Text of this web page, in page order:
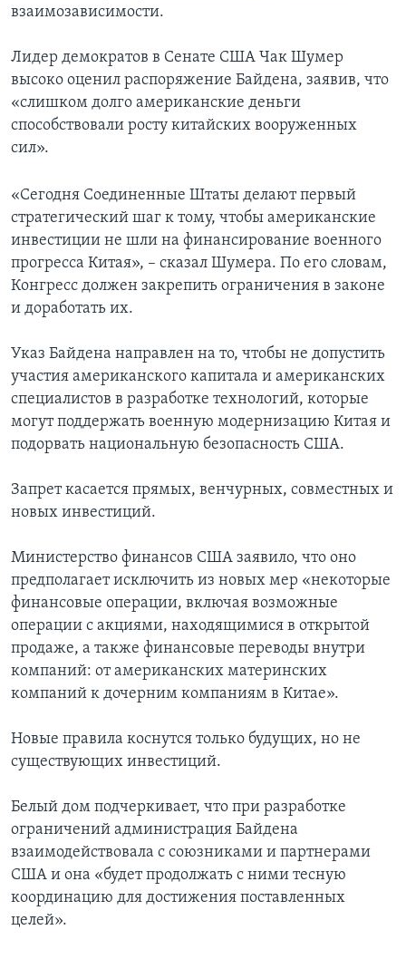
взаимозависимости.
Лидер демократов в Сенате США Чак Шумер
высоко оценил распоряжение Байдена, заявив, что
«слишком долго американские деньги
способствовали росту китайских вооруженных
сил».
«Сегодня Соединенные Штаты делают первый
стратегический шаг к тому, чтобы американские
инвестиции не шли на финансирование военного
прогресса Китая», – сказал Шумера. По его словам,
Конгресс должен закрепить ограничения в законе
и доработать их.
Указ Байдена направлен на то, чтобы не допустить
участия американского капитала и американских
специалистов в разработке технологий, которые
могут поддержать военную модернизацию Китая и
подорвать национальную безопасность США.
Запрет касается прямых, венчурных, совместных и
новых инвестиций.
Министерство финансов США заявило, что оно
предполагает исключить из новых мер «некоторые
финансовые операции, включая возможные
операции с акциями, находящимися в открытой
продаже, а также финансовые переводы внутри
компаний: от американских материнских
компаний к дочерним компаниям в Китае».
Новые правила коснутся только будущих, но не
существующих инвестиций.
Белый дом подчеркивает, что при разработке
ограничений администрация Байдена
взаимодействовала с союзниками и партнерами
США и она «будет продолжать с ними тесную
координацию для достижения поставленных
целей».